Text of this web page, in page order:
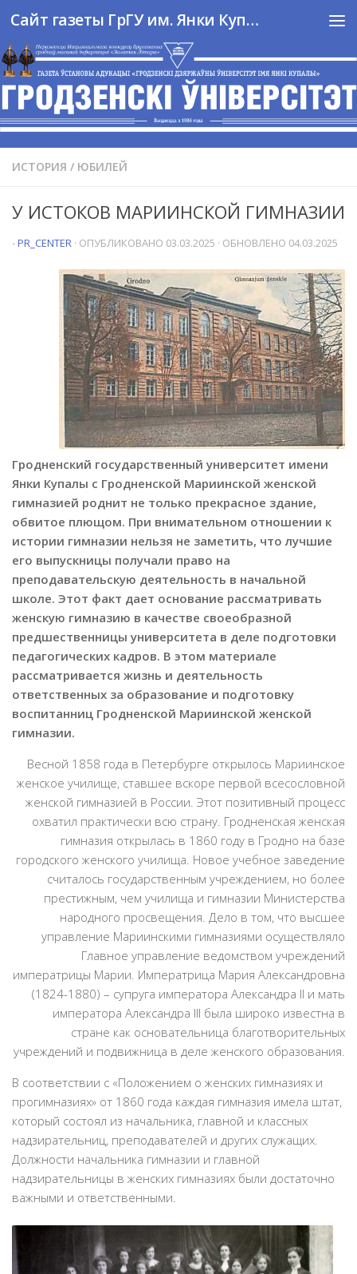
Перейти к содержимому Сайт газеты ГрГУ им. Янки Купалы
ИСТОРИЯ / ЮБИЛЕЙ
У ИСТОКОВ МАРИИНСКОЙ ГИМНАЗИИ
-PR_CENTER · ОПУБЛИКОВАНО 03.03.2025 · ОБНОВЛЕНО 04.03.2025
Гродненский государственный университет имени
Янки Купалы с Гродненской Мариинской женской
гимназией роднит не только прекрасное здание,
обвитое плющом. При внимательном отношении к
истории гимназии нельзя не заметить, что лучшие
его выпускницы получали право на
преподавательскую деятельность в начальной
школе. Этот факт дает основание рассматривать
женскую гимназию в качестве своеобразной
предшественницы университета в деле подготовки
педагогических кадров. В этом материале
рассматривается жизнь и деятельность
ответственных за образование и подготовку
воспитанниц Гродненской Мариинской женской
гимназии.
Весной 1858 года в Петербурге открылось Мариинское
женское училище, ставшее вскоре первой всесословной
женской гимназией в России. Этот позитивный процесс
охватил практически всю страну. Гродненская женская
гимназия открылась в 1860 году в Гродно на базе
городского женского училища. Новое учебное заведение
считалось государственным учреждением, но более
престижным, чем училища и гимназии Министерства
народного просвещения. Дело в том, что высшее
управление Мариинскими гимназиями осуществляло
Главное управление ведомством учреждений
императрицы Марии. Императрица Мария Александровна
(1824-1880) – супруга императора Александра II и мать
императора Александра III была широко известна в
стране как основательница благотворительных
учреждений и подвижница в деле женского образования.
В соответствии с «Положением о женских гимназиях и
прогимназиях» от 1860 года каждая гимназия имела штат,
который состоял из начальника, главной и классных
надзирательниц, преподавателей и других служащих.
Должности начальника гимназии и главной
надзирательницы в женских гимназиях были достаточно
важными и ответственными.